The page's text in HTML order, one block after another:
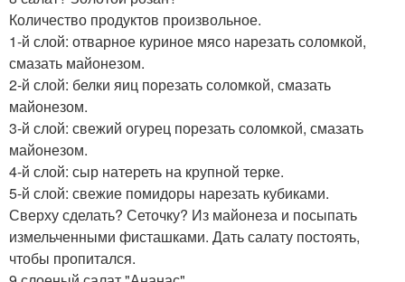
Количество продуктов произвольное.
1-й слой: отварное куриное мясо нарезать соломкой,
смазать майонезом.
2-й слой: белки яиц порезать соломкой, смазать
майонезом.
3-й слой: свежий огурец порезать соломкой, смазать
майонезом.
4-й слой: сыр натереть на крупной терке.
5-й слой: свежие помидоры нарезать кубиками.
Сверху сделать? Сеточку? Из майонеза и посыпать
измельченными фисташками. Дать салату постоять,
чтобы пропитался.